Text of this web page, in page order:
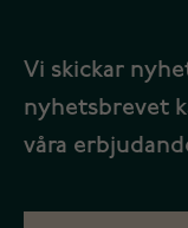
Vi skickar
nyhetsbrevet
våra